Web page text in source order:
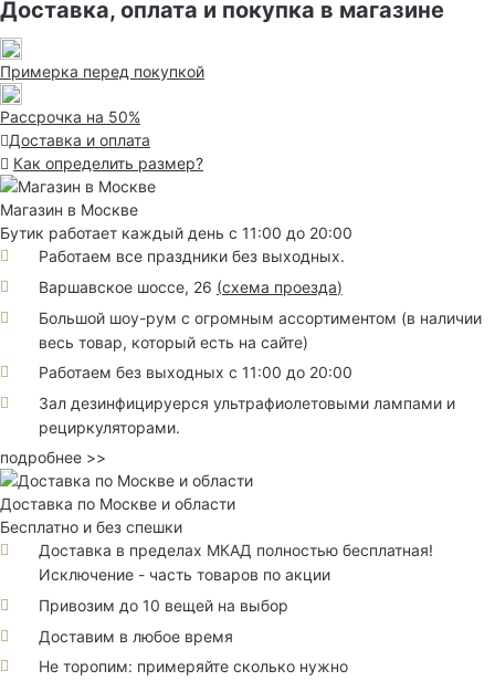
Доставка, оплата и покупка в магазине
Примерка перед покупкой
Рассрочка на 50%
Доставка и оплата
Как определить размер?
Магазин в Москве
Бутик работает каждый день с 11:00 до 20:00
Работаем все праздники без выходных.
Варшавское шоссе, 26 (схема проезда)
Большой шоу-рум с огромным ассортиментом (в наличии
весь товар, который есть на сайте)
Работаем без выходных с 11:00 до 20:00
Зал дезинфицируерся ультрафиолетовыми лампами и
рециркуляторами.
подробнее >>
Доставка по Москве и области
Бесплатно и без спешки
Доставка в пределах МКАД полностью бесплатная!
Исключение - часть товаров по акции
Привозим до 10 вещей на выбор
Доставим в любое время
Не торопим: примеряйте сколько нужно